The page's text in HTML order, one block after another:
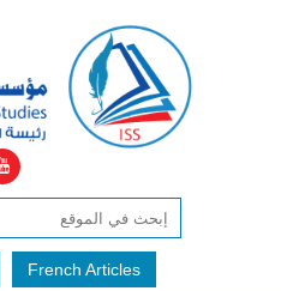
French Articles